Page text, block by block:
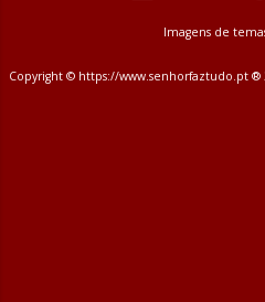
á
Imagens de
Copyright © https://www.senhorfaztudo.pt ®